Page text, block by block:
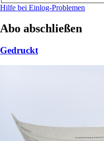
Hilfe bei Einlog-Problemen
Abo abschließen
Gedruckt